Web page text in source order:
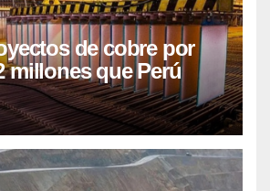
de cobre por
millones que Perú